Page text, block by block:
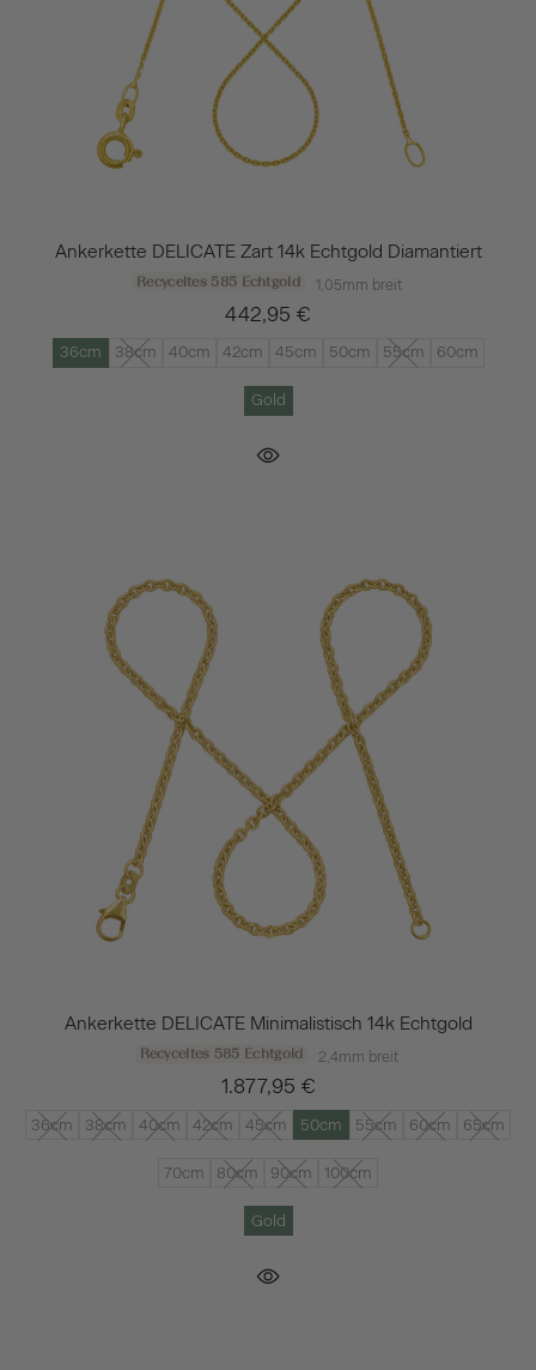
Ankerkette DELICATE Zart 14k Echtgold Diamantiert
Recyceltes 585 Echtgold 1,05mm breit
442,95 €
36cm 38cm 40cm 42cm 45cm 50cm 55cm 60cm
Gold
Ankerkette DELICATE Minimalistisch 14k Echtgold
Recyceltes 585 Echtgold 2,4mm breit
1.877,95 €
36cm 38cm 40cm 42cm 45cm 50cm 55cm 60cm 65cm
70cm 80cm 90cm 100cm
Gold